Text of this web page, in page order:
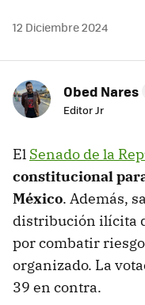
12 Diciembre 2024
Obed Nares
Editor Jr
El Senado de la
constitucional
México. Además,
distribución ilícita
por combatir
organizado. La
39 en contra.